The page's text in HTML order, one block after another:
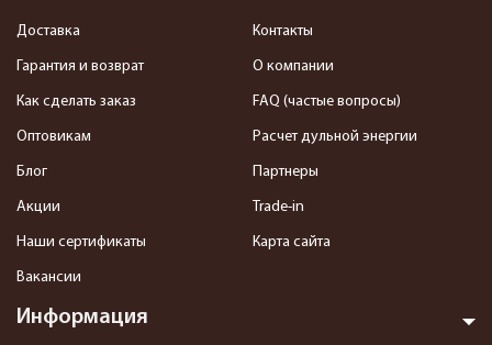
Информация
Доставка
Гарантия и возврат
Как сделать заказ
Оптовикам
Блог
Акции
Наши сертификаты
Вакансии
Контакты
О компании
FAQ (частые вопросы)
Расчет дульной энергии
Партнеры
Trade-in
Карта сайта